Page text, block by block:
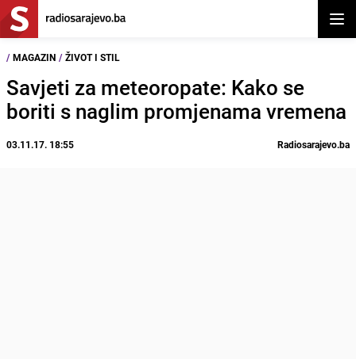
/ MAGAZIN / ŽIVOT I STIL
Savjeti za meteoropate: Kako se
boriti s naglim promjenama vremena
03.11.17. 18:55 Radiosarajevo.ba